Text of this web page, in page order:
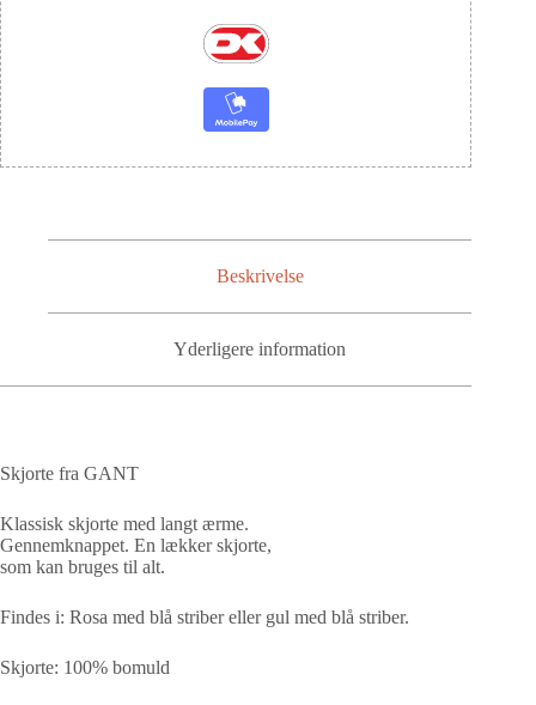
Beskrivelse
Yderligere information
Skjorte fra GANT
Klassisk skjorte med langt ærme.
Gennemknappet. En lækker skjorte,
som kan bruges til alt.
Findes i: Rosa med blå striber eller gul med blå striber.
Skjorte: 100% bomuld